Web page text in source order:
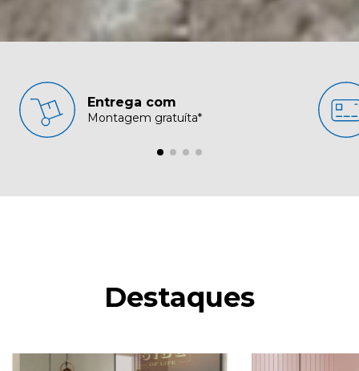
Entrega com
Montagem gratuíta*
Destaques